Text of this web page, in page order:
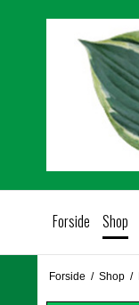
Forside Shop
Forside / Shop /